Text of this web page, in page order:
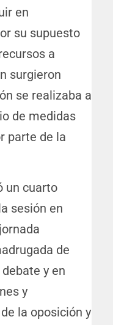
en
su supuesto
a
surgieron
se realizaba a
de medidas
parte de la
un cuarto
sesión en
de
y en
y
la oposición y